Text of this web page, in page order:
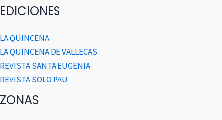
EDICIONES
LA QUINCENA
LA QUINCENA DE VALLECAS
REVISTA SANTA EUGENIA
REVISTA SOLO PAU
ZONAS